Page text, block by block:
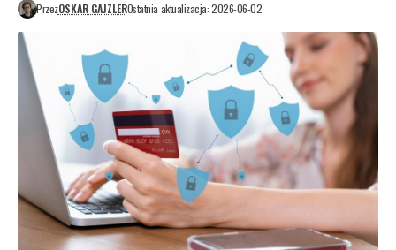
PrzezOSKAR GAJZLEROstatnia aktualizacja: 2026-06-02